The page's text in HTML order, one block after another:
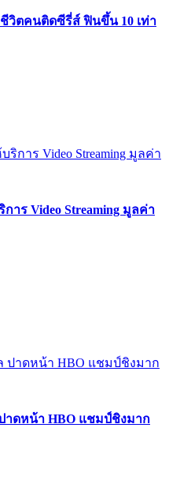
ชีวิตคนติดซีรี่ส์ ฟินขึ้น 10 เท่า
าร Video Streaming มูลค่า
ปาดหน้า HBO แชมป์ชิงมาก